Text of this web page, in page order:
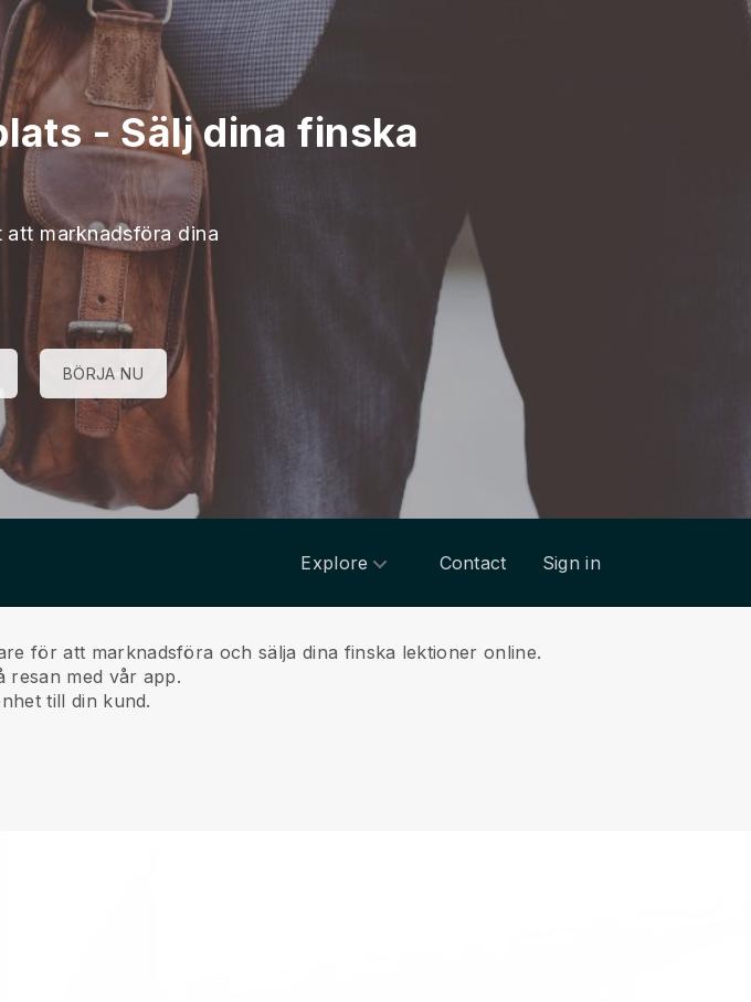
- Sälj dina finska
marknadsföra dina
BÖRJA NU
Explore Contact Sign in
för att marknadsföra och sälja dina finska lektioner online.
resan med vår app.
till din kund.